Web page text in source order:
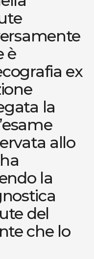
è
ex
la
allo
la
del
che lo